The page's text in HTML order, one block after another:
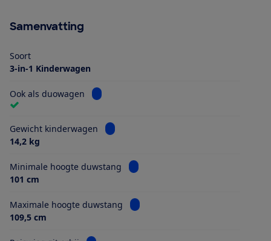
Samenvatting
Soort
3-in-1 Kinderwagen
Ook als duowagen Bekijk informatie voor Ook als duowagen
Gewicht kinderwagen
Bekijk informatie voor Gewicht
14,2 kg
Minimale hoogte duwstang
Bekijk informatie voor Minimale
101 cm
Maximale hoogte duwstang
Bekijk informatie voor Maximale
109,5 cm